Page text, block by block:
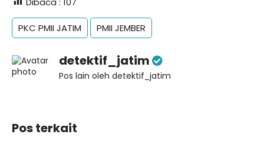
PKC PMII JATIM PMII JEMBER
detektif_jatim
Pos lain oleh detektif_jatim
Pos terkait